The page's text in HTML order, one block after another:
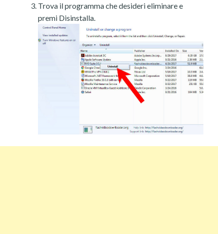
Trova il programma che desideri eliminare e
premi Disinstalla.